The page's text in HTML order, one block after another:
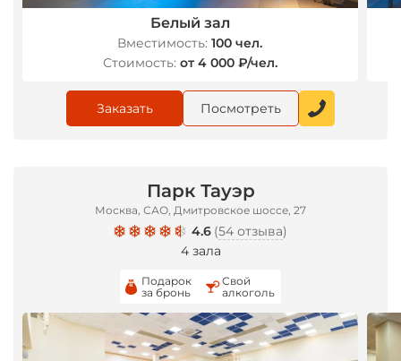
Белый зал
Вместимость: 100 чел.
Стоимость: от 4 000 ₽/чел.
Заказать Посмотреть
Парк Тауэр
Москва, САО, Дмитровское шоссе, 27
4.6 (54 отзыва)
4 зала
Подарок
за бронь
Свой
алкоголь